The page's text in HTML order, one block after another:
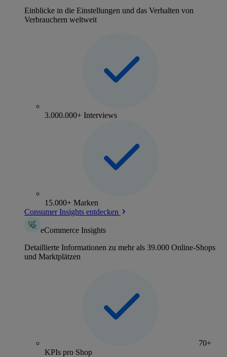
Einblicke in die Einstellungen und das Verhalten von
Verbrauchern weltweit
3.000.000+ Interviews
15.000+ Marken
Consumer Insights entdecken
eCommerce Insights
Detaillierte Informationen zu mehr als 39.000 Online-Shops
und Marktplätzen
70+
KPIs pro Shop